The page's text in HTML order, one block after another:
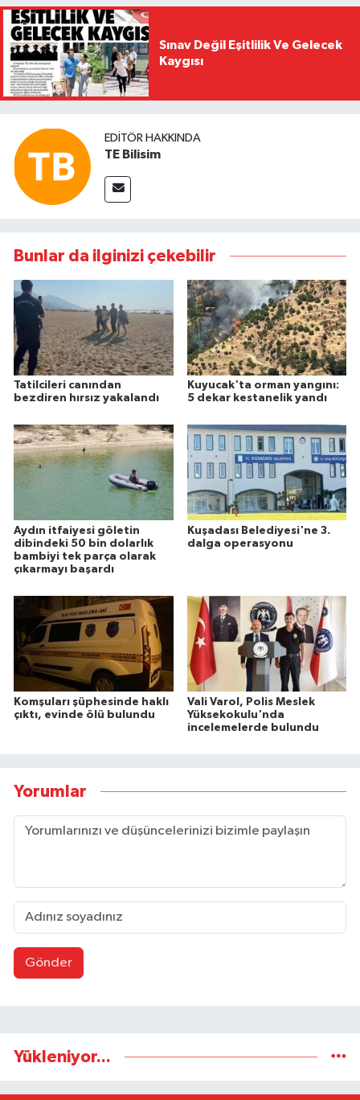
Sınav Değil Eşitlilik Ve Gelecek
Kaygısı
EDITÖR HAKKINDA
TE Bilisim
Bunlar da ilginizi çekebilir
Tatilcileri canından
bezdiren hırsız yakalandı
Kuyucak'ta orman yangını:
5 dekar kestanelik yandı
Aydın itfaiyesi göletin
dibindeki 50 bin dolarlık
bambiyi tek parça olarak
çıkarmayı başardı
Kuşadası Belediyesi'ne 3.
dalga operasyonu
Komşuları şüphesinde haklı
çıktı, evinde ölü bulundu
Vali Varol, Polis Meslek
Yüksekokulu'nda
incelemelerde bulundu
Yorumlar
Gönder
Yükleniyor...